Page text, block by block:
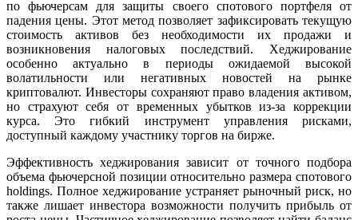
по фьючерсам для защиты своего спотового портфеля от
падения цены. Этот метод позволяет зафиксировать текущую
стоимость активов без необходимости их продажи и
возникновения налоговых последствий. Хеджирование
особенно актуально в периоды ожидаемой высокой
волатильности или негативных новостей на рынке
криптовалют. Инвесторы сохраняют право владения активом,
но страхуют себя от временных убытков из-за коррекции
курса. Это гибкий инструмент управления рисками,
доступный каждому участнику торгов на бирже.
Эффективность хеджирования зависит от точного подбора
объема фьючерсной позиции относительно размера спотового
holdings. Полное хеджирование устраняет рыночный риск, но
также лишает инвестора возможности получить прибыль от